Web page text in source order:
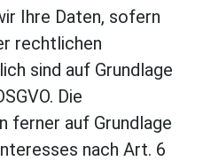
Ihre Daten, sofern
rechtlichen
sind auf Grundlage
Die
ferner auf Grundlage
nach Art. 6